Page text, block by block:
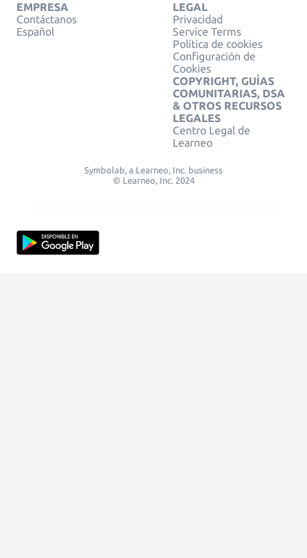
EMPRESA
Contáctanos
Español
LEGAL
Privacidad
Service Terms
Política de cookies
Configuración de
Cookies
COPYRIGHT, GUÍAS
COMUNITARIAS, DSA
& OTROS RECURSOS
LEGALES
Centro Legal de
Learneo
Symbolab, a Learneo, Inc. business
© Learneo, Inc. 2024